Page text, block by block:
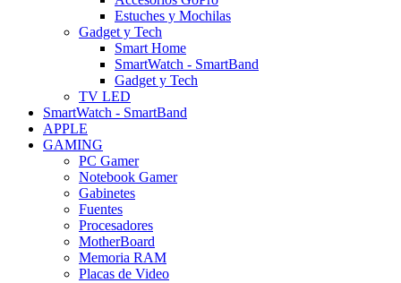
Estuches y Mochilas
Gadget y Tech
Smart Home
SmartWatch - SmartBand
Gadget y Tech
TV LED
SmartWatch - SmartBand
APPLE
GAMING
PC Gamer
Notebook Gamer
Gabinetes
Fuentes
Procesadores
MotherBoard
Memoria RAM
Placas de Video